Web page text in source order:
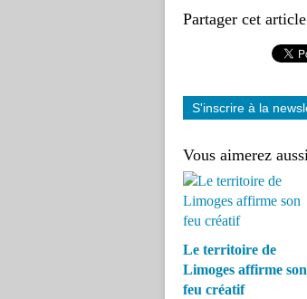
Partager cet article
S'inscrire à la
Vous aimerez
Le territoire de
Limoges affirme son
feu créatif